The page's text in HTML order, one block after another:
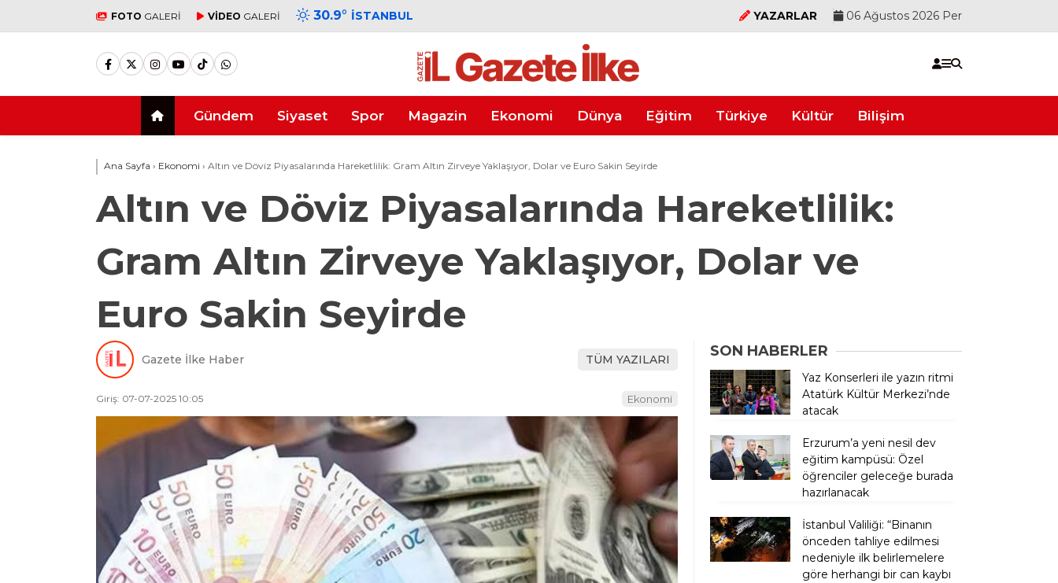
FOTO GALERİ VİDEO GALERİ 30.9° İSTANBUL YAZARLAR 06 Ağustos 2026 Per
Gündem Siyaset Spor Magazin Ekonomi Dünya Eğitim Türkiye Kültür Bilişim
Ana Sayfa › Ekonomi › Altın ve Döviz Piyasalarında Hareketlilik: Gram Altın Zirveye Yaklaşıyor, Dolar ve Euro Sakin Seyirde
Altın ve Döviz Piyasalarında Hareketlilik:
Gram Altın Zirveye Yaklaşıyor, Dolar ve
Euro Sakin Seyirde
Gazete İlke Haber TÜM YAZILARI
Giriş: 07-07-2025 10:05 Ekonomi
SON HABERLER
Yaz Konserleri ile yazın ritmi
Atatürk Kültür Merkezi’nde
atacak
Erzurum’a yeni nesil dev
eğitim kampüsü: Özel
öğrenciler geleceğe burada
hazırlanacak
İstanbul Valiliği: “Binanın
önceden tahliye edilmesi
nedeniyle ilk belirlemelere
göre herhangi bir can kaybı